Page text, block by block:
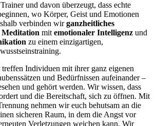
und davon überzeugt, dass echte
wo Körper, Geist und Emotionen
verbinden wirganzheitliches
Meditation mit emotionaler Intelligenz und
zu einem einzigartigen,
treffen Individuen mit ihrer ganz eigenen
und Bedürfnissen aufeinander –
und gehört werden. Wir wissen, dass
und die Bereitschaft, sich zu öffnen. Mit
nehmen wir euch behutsam an die
sicheren Raum, in dem die Angst vor
Verletzungen weichen kann. Wir